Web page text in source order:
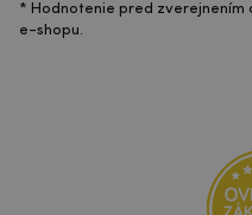
* Hodnotenie pred zverejnením
e-shopu.